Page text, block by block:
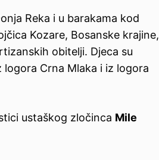
Reka i u barakama kod
Kozare, Bosanske krajine,
obitelji. Djeca su
Crna Mlaka i iz logora
ustaškog zločinca Mile